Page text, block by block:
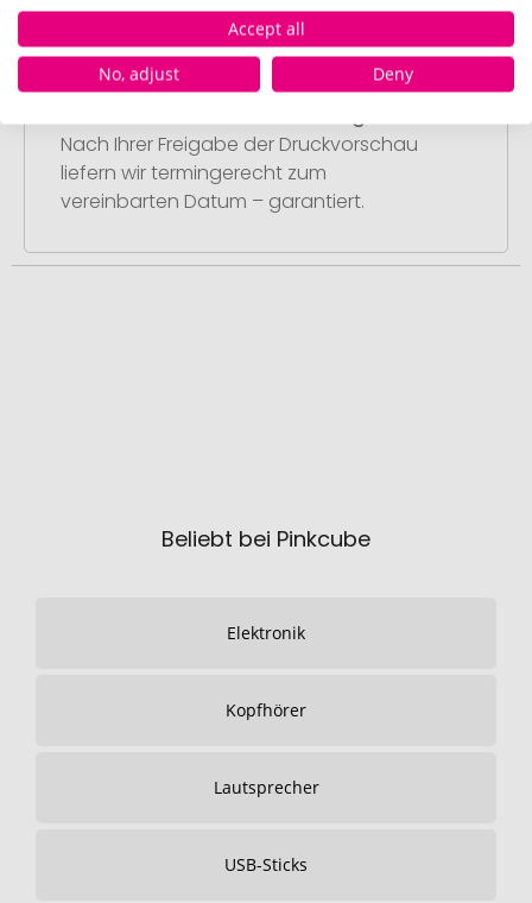
Schritt 4:
Nach Ihrer Freigabe der Druckvorschau
liefern wir termingerecht zum
vereinbarten Datum – garantiert.
Beliebt bei Pinkcube
Elektronik
Kopfhörer
Lautsprecher
USB-Sticks
Accept all
No, adjust
Deny